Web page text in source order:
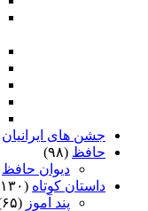
جشن های ایرانیان
حافظ (۹۸)
دیوان حافظ
داستان کوتاه (۱۳۰)
پند آموز (۶۵)